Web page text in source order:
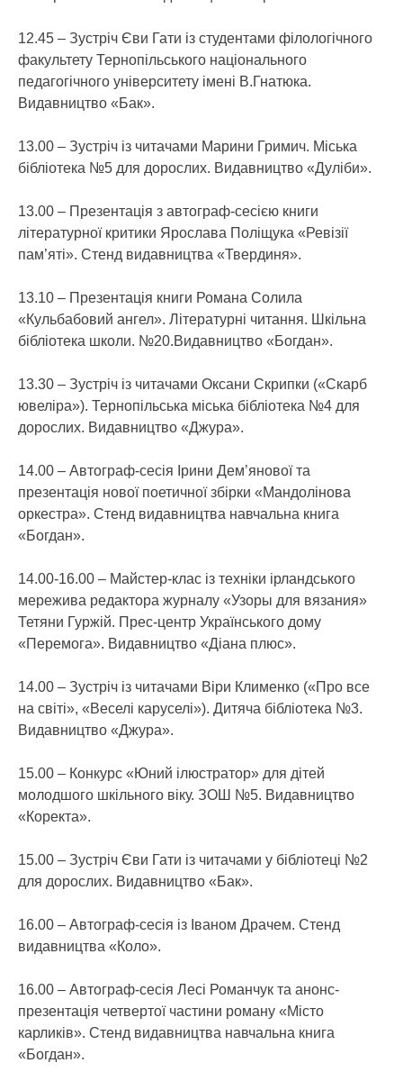
12.45 – Зустріч Єви Гати із студентами філологічного
факультету Тернопільського національного
педагогічного університету імені В.Гнатюка.
Видавництво «Бак».
13.00 – Зустріч із читачами Марини Гримич. Міська
бібліотека №5 для дорослих. Видавництво «Дуліби».
13.00 – Презентація з автограф-сесією книги
літературної критики Ярослава Поліщука «Ревізії
пам’яті». Стенд видавництва «Твердиня».
13.10 – Презентація книги Романа Солила
«Кульбабовий ангел». Літературні читання. Шкільна
бібліотека школи. №20.Видавництво «Богдан».
13.30 – Зустріч із читачами Оксани Скрипки («Скарб
ювеліра»). Тернопільська міська бібліотека №4 для
дорослих. Видавництво «Джура».
14.00 – Автограф-сесія Ірини Дем’янової та
презентація нової поетичної збірки «Мандолінова
оркестра». Стенд видавництва навчальна книга
«Богдан».
14.00-16.00 – Майстер-клас із техніки ірландського
мережива редактора журналу «Узоры для вязания»
Тетяни Гуржій. Прес-центр Українського дому
«Перемога». Видавництво «Діана плюс».
14.00 – Зустріч із читачами Віри Клименко («Про все
на світі», «Веселі каруселі»). Дитяча бібліотека №3.
Видавництво «Джура».
15.00 – Конкурс «Юний ілюстратор» для дітей
молодшого шкільного віку. ЗОШ №5. Видавництво
«Коректа».
15.00 – Зустріч Єви Гати із читачами у бібліотеці №2
для дорослих. Видавництво «Бак».
16.00 – Автограф-сесія із Іваном Драчем. Стенд
видавництва «Коло».
16.00 – Автограф-сесія Лесі Романчук та анонс-
презентація четвертої частини роману «Місто
карликів». Стенд видавництва навчальна книга
«Богдан».